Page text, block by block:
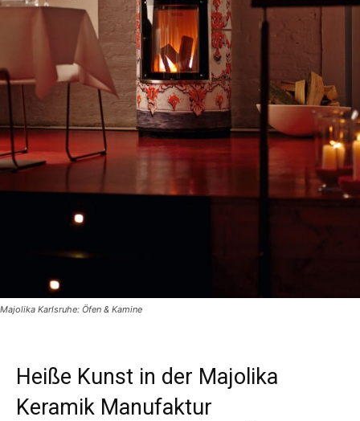
Majolika Karlsruhe: Öfen & Kamine
Heiße Kunst in der Majolika
Keramik Manufaktur